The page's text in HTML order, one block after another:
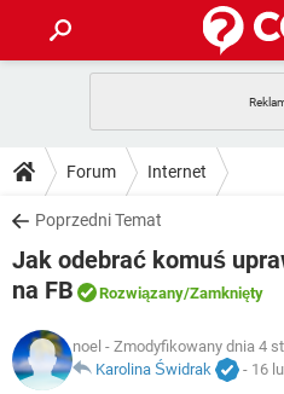
GRY
SPOTIFY
INSTAGRAM
WINDOWS 10
PORADY
PlayStation
SPOTIFY
WINDOWS 10
DO POBRANIA
ANDROID
GRY
IOS
INSTAGRAM
FORUM
GRY
ARTYKUŁY
COVID-19
Forum Internet
Poprzedni Temat
Jak odebrać komuś
na FB
Rozwiązany/Zamknięty
noel - Zmodyfikowany dnia 4
Karolina Świdrak
- 16